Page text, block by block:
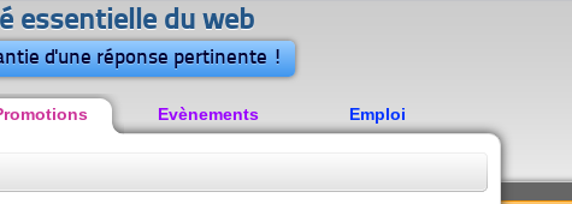
essentielle du web
d'une réponse pertinente !
Evènements Emploi